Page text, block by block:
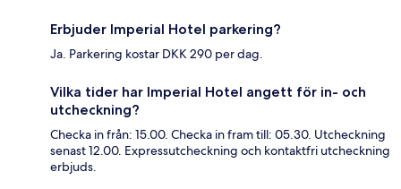
Erbjuder Imperial Hotel parkering?
Ja. Parkering kostar DKK 290 per dag.
Vilka tider har Imperial Hotel angett för in- och
utcheckning?
Checka in från: 15.00. Checka in fram till: 05.30. Utcheckning
senast 12.00. Expressutcheckning och kontaktfri utcheckning
erbjuds.